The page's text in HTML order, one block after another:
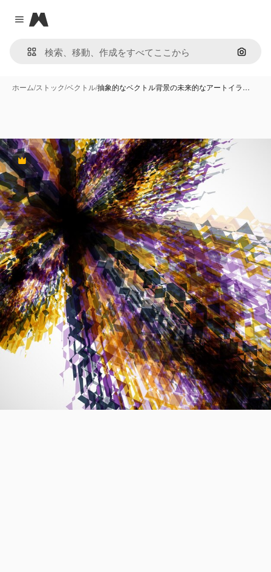
Close menu
Magnific
画像で
ホーム/ストック/ベクトル/抽象的なベクトル背景の未来的なアートイラ…
Premium